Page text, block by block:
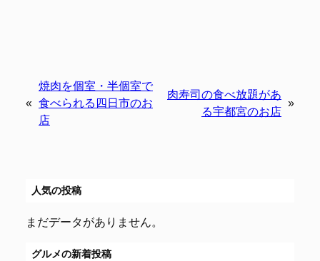
«
焼肉を個室・半個室で
食べられる四日市のお
店
肉寿司の食べ放題があ
る宇都宮のお店
»
人気の投稿
まだデータがありません。
グルメの新着投稿